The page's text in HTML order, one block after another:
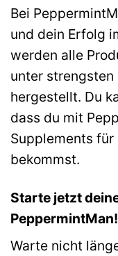
Bei
und dein Erfolg
werden alle
unter
hergestellt. Du
dass du mit
Supplements
bekommst.
Starte jetzt
PeppermintMan!
Warte nicht